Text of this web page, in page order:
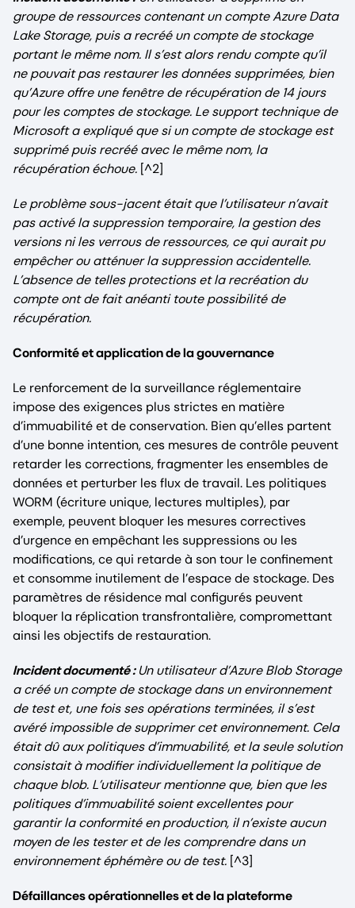
groupe de ressources contenant un compte Azure Data
Lake Storage, puis a recréé un compte de stockage
portant le même nom. Il s’est alors rendu compte qu’il
ne pouvait pas restaurer les données supprimées, bien
qu’Azure offre une fenêtre de récupération de 14 jours
pour les comptes de stockage. Le support technique de
Microsoft a expliqué que si un compte de stockage est
supprimé puis recréé avec le même nom, la
récupération échoue. [^2]
Le problème sous-jacent était que l’utilisateur n’avait
pas activé la suppression temporaire, la gestion des
versions ni les verrous de ressources, ce qui aurait pu
empêcher ou atténuer la suppression accidentelle.
L’absence de telles protections et la recréation du
compte ont de fait anéanti toute possibilité de
récupération.
Conformité et application de la gouvernance
Le renforcement de la surveillance réglementaire
impose des exigences plus strictes en matière
d’immuabilité et de conservation. Bien qu’elles partent
d’une bonne intention, ces mesures de contrôle peuvent
retarder les corrections, fragmenter les ensembles de
données et perturber les flux de travail. Les politiques
WORM (écriture unique, lectures multiples), par
exemple, peuvent bloquer les mesures correctives
d’urgence en empêchant les suppressions ou les
modifications, ce qui retarde à son tour le confinement
et consomme inutilement de l’espace de stockage. Des
paramètres de résidence mal configurés peuvent
bloquer la réplication transfrontalière, compromettant
ainsi les objectifs de restauration.
Incident documenté :Un utilisateur d’Azure Blob Storage
a créé un compte de stockage dans un environnement
de test et, une fois ses opérations terminées, il s’est
avéré impossible de supprimer cet environnement. Cela
était dû aux politiques d’immuabilité, et la seule solution
consistait à modifier individuellement la politique de
chaque blob. L’utilisateur mentionne que, bien que les
politiques d’immuabilité soient excellentes pour
garantir la conformité en production, il n’existe aucun
moyen de les tester et de les comprendre dans un
environnement éphémère ou de test. [^3]
Défaillances opérationnelles et de la plateforme